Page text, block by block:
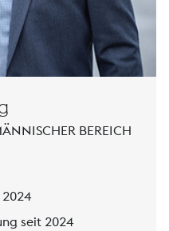
BEREICH
seit 2024